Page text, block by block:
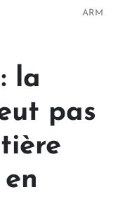
ARM
la
pas